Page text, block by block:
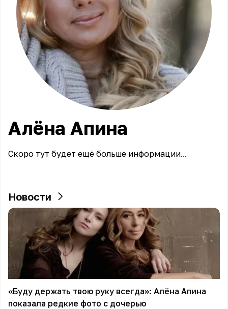
Алёна Апина
Скоро тут будет ещё больше информации...
Новости
«Буду держать твою руку всегда»: Алёна Апина
показала редкие фото с дочерью